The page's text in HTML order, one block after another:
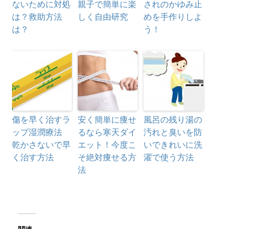
ないために対処
は？救助方法
は？
親子で簡単に楽
しく自由研究
されのかゆみ止
めを手作りしよ
う！
傷を早く治すラ
ップ湿潤療法
乾かさないで早
く治す方法
安く簡単に痩せ
るなら寒天ダイ
エット！今度こ
そ絶対痩せる方
法
風呂の残り湯の
汚れと臭いを防
いできれいに洗
濯で使う方法